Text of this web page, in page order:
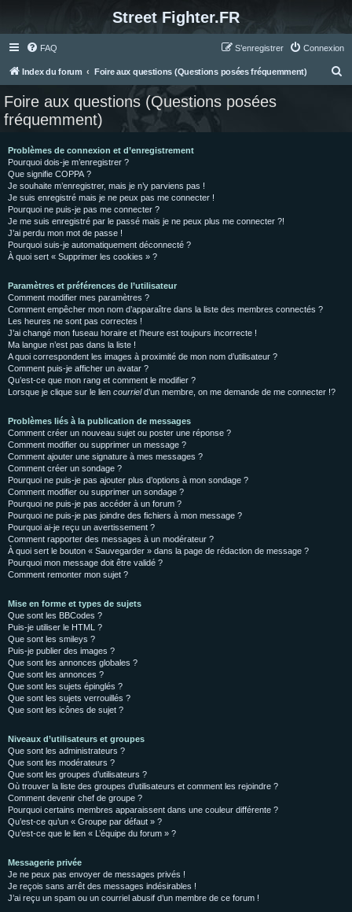
Street Fighter.FR
FAQ Connexion
S’enregistrer
Index du forum Foire aux questions (Questions posées fréquemment)
Foire aux questions (Questions posées
fréquemment)
Problèmes de connexion et d’enregistrement
Pourquoi dois-je m’enregistrer ?
Que signifie COPPA ?
Je souhaite m’enregistrer, mais je n’y parviens pas !
Je suis enregistré mais je ne peux pas me connecter !
Pourquoi ne puis-je pas me connecter ?
Je me suis enregistré par le passé mais je ne peux plus me connecter ?!
J’ai perdu mon mot de passe !
Pourquoi suis-je automatiquement déconnecté ?
À quoi sert « Supprimer les cookies » ?
Paramètres et préférences de l’utilisateur
Comment modifier mes paramètres ?
Comment empêcher mon nom d’apparaître dans la liste des membres connectés ?
Les heures ne sont pas correctes !
J’ai changé mon fuseau horaire et l’heure est toujours incorrecte !
Ma langue n’est pas dans la liste !
A quoi correspondent les images à proximité de mon nom d’utilisateur ?
Comment puis-je afficher un avatar ?
Qu’est-ce que mon rang et comment le modifier ?
Lorsque je clique sur le lien courrield’un membre, on me demande de me connecter !?
Problèmes liés à la publication de messages
Comment créer un nouveau sujet ou poster une réponse ?
Comment modifier ou supprimer un message ?
Comment ajouter une signature à mes messages ?
Comment créer un sondage ?
Pourquoi ne puis-je pas ajouter plus d’options à mon sondage ?
Comment modifier ou supprimer un sondage ?
Pourquoi ne puis-je pas accéder à un forum ?
Pourquoi ne puis-je pas joindre des fichiers à mon message ?
Pourquoi ai-je reçu un avertissement ?
Comment rapporter des messages à un modérateur ?
À quoi sert le bouton « Sauvegarder » dans la page de rédaction de message ?
Pourquoi mon message doit être validé ?
Comment remonter mon sujet ?
Mise en forme et types de sujets
Que sont les BBCodes ?
Puis-je utiliser le HTML ?
Que sont les smileys ?
Puis-je publier des images ?
Que sont les annonces globales ?
Que sont les annonces ?
Que sont les sujets épinglés ?
Que sont les sujets verrouillés ?
Que sont les icônes de sujet ?
Niveaux d’utilisateurs et groupes
Que sont les administrateurs ?
Que sont les modérateurs ?
Que sont les groupes d’utilisateurs ?
Où trouver la liste des groupes d’utilisateurs et comment les rejoindre ?
Comment devenir chef de groupe ?
Pourquoi certains membres apparaissent dans une couleur différente ?
Qu’est-ce qu’un « Groupe par défaut » ?
Qu’est-ce que le lien « L’équipe du forum » ?
Messagerie privée
Je ne peux pas envoyer de messages privés !
Je reçois sans arrêt des messages indésirables !
J’ai reçu un spam ou un courriel abusif d’un membre de ce forum !